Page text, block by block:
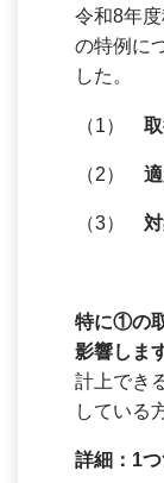
令和8年
の特例に
した。
（1）
（2）
（3）
特に①の
影響しま
計上でき
している
詳細：1